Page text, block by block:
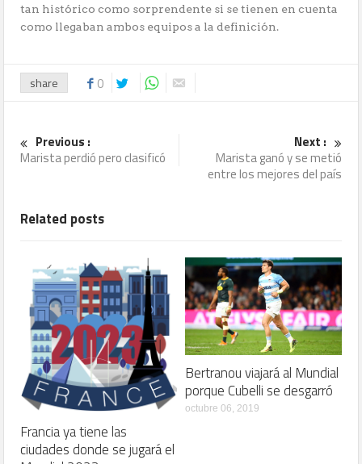
tan histórico como sorprendente si se tienen en cuenta
como llegaban ambos equipos a la definición.
share 0
Previous :
Marista perdió pero clasificó
Next :
Marista ganó y se metió
entre los mejores del país
Related posts
Francia ya tiene las
ciudades donde se jugará el
Bertranou viajará al Mundial
porque Cubelli se desgarró
octubre 06, 2019